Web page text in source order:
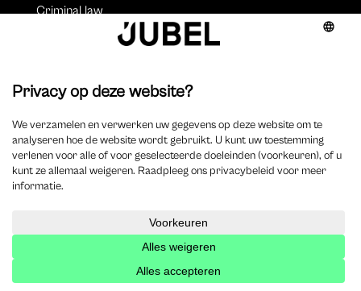
Criminal law
Tax & private equity
Video’s
Podcasts